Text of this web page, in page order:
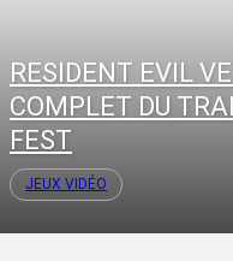
RESIDENT EVIL
COMPLET DU
FEST
JEUX VIDÉO